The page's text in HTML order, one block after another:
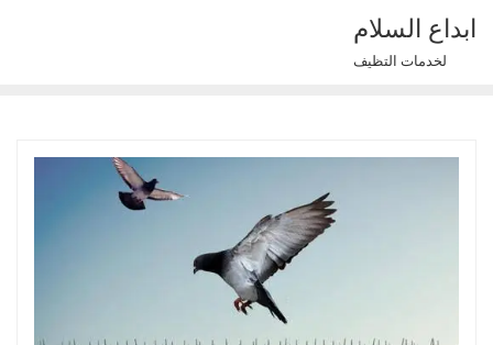
Skip
content
ابداع السلام
لخدمات التظيف